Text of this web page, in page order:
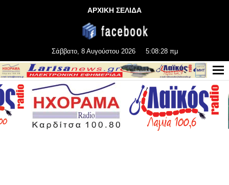
ΑΡΧΙΚΗ ΣΕΛΙΔΑ
Σάββατο, 8 Αυγούστου 2026 5:08:30 πμ